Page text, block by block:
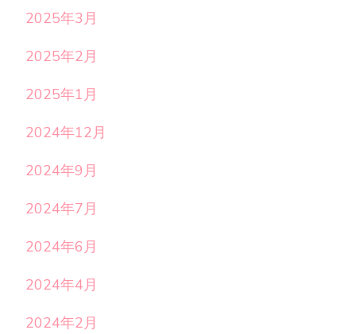
2025年3月
2025年2月
2025年1月
2024年12月
2024年9月
2024年7月
2024年6月
2024年4月
2024年2月